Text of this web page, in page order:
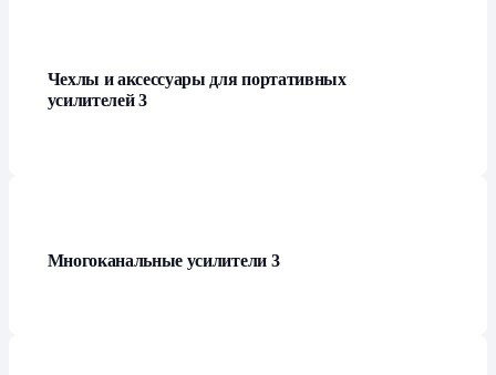
Чехлы и аксессуары для портативных
усилителей3
Многоканальные усилители 3